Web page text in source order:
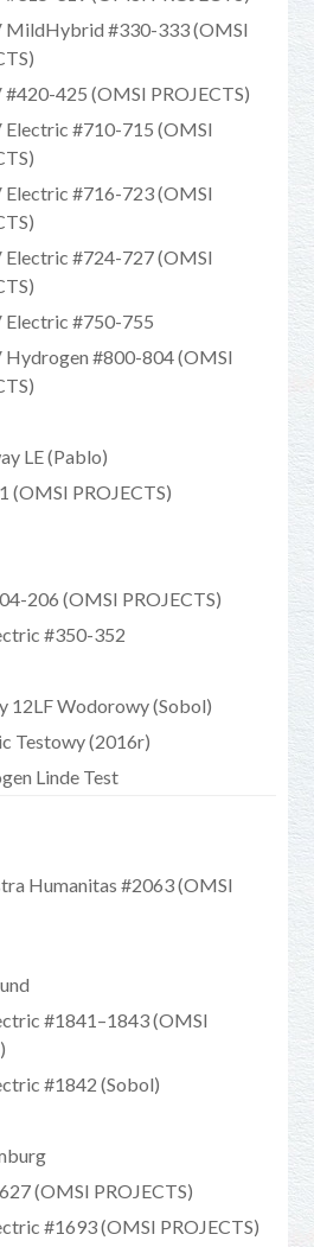
MildHybrid #330-333 (OMSI
#420-425 (OMSI PROJECTS)
Electric #710-715 (OMSI
Electric #716-723 (OMSI
Electric #724-727 (OMSI
Electric #750-755
Hydrogen #800-804 (OMSI
LE (Pablo)
(OMSI PROJECTS)
206 (OMSI PROJECTS)
#350-352
12LF Wodorowy (Sobol)
Testowy (2016r)
Linde Test
Humanitas #2063 (OMSI
#1841–1843 (OMSI
#1842 (Sobol)
(OMSI PROJECTS)
#1693 (OMSI PROJECTS)